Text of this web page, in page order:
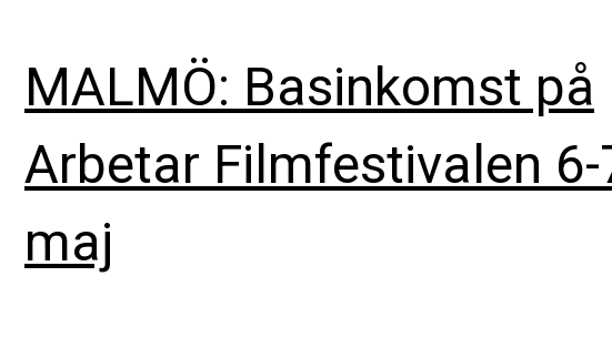
MALMÖ: Basinkomst på
Arbetar Filmfestivalen
maj